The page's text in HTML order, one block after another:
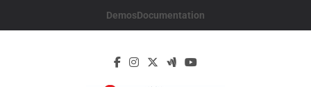
DemosDocumentation